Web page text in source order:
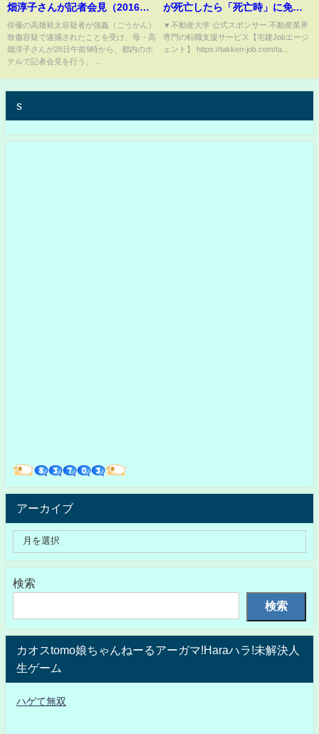
畑淳子さんが記者会見（2016年8
月26日）
俳優の高畑裕太容疑者が強姦（ごうかん）
致傷容疑で逮捕されたことを受け、母・高
畑淳子さんが26日午前9時から、都内のホ
テルで記者会見を行う。 ...
が死亡したら「死亡時」に免許
失効します】本日３本配信しま
す。
▼不動産大学 公式スポンサー 不動産業界
専門の転職支援サービス【宅建Jobエージ
ェント】 https://takken-job.com/ta...
s
アーカイブ
検索
検索
カオスtomo娘ちゃんねーるアーガマ!Haraハラ!未解決人
生ゲーム
ハゲて無双